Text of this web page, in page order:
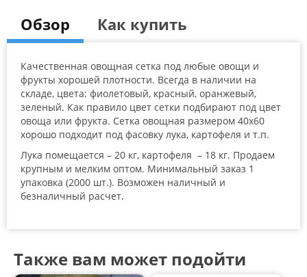
a
Обзор Как купить
Качественная овощная сетка под любые овощи и
фрукты хорошей плотности. Всегда в наличии на
складе, цвета: фиолетовый, красный, оранжевый,
зеленый. Как правило цвет сетки подбирают под цвет
овоща или фрукта. Сетка овощная размером 40х60
хорошо подходит под фасовку лука, картофеля и т.п.
Лука помещается – 20 кг, картофеля – 18 кг. Продаем
крупным и мелким оптом. Минимальный заказ 1
упаковка (2000 шт.). Возможен наличный и
безналичный расчет.
Также вам может подойти